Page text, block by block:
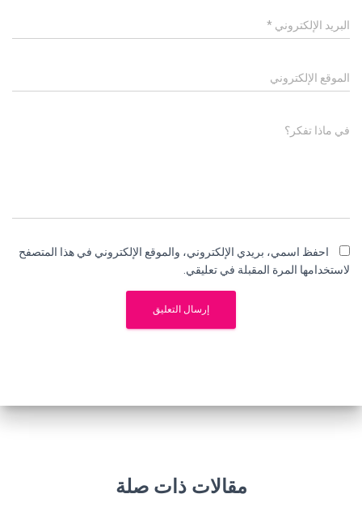
البريد الإلكتروني *
الموقع الإلكتروني
في ماذا تفكر؟
احفظ اسمي، بريدي الإلكتروني، والموقع الإلكتروني في هذا المتصفح
لاستخدامها المرة المقبلة في تعليقي.
مقالات ذات صلة